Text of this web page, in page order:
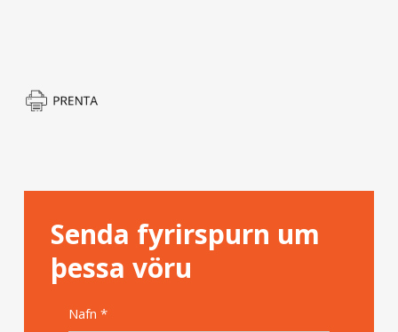
Senda fyrirspurn um
þessa vöru
Nafn *